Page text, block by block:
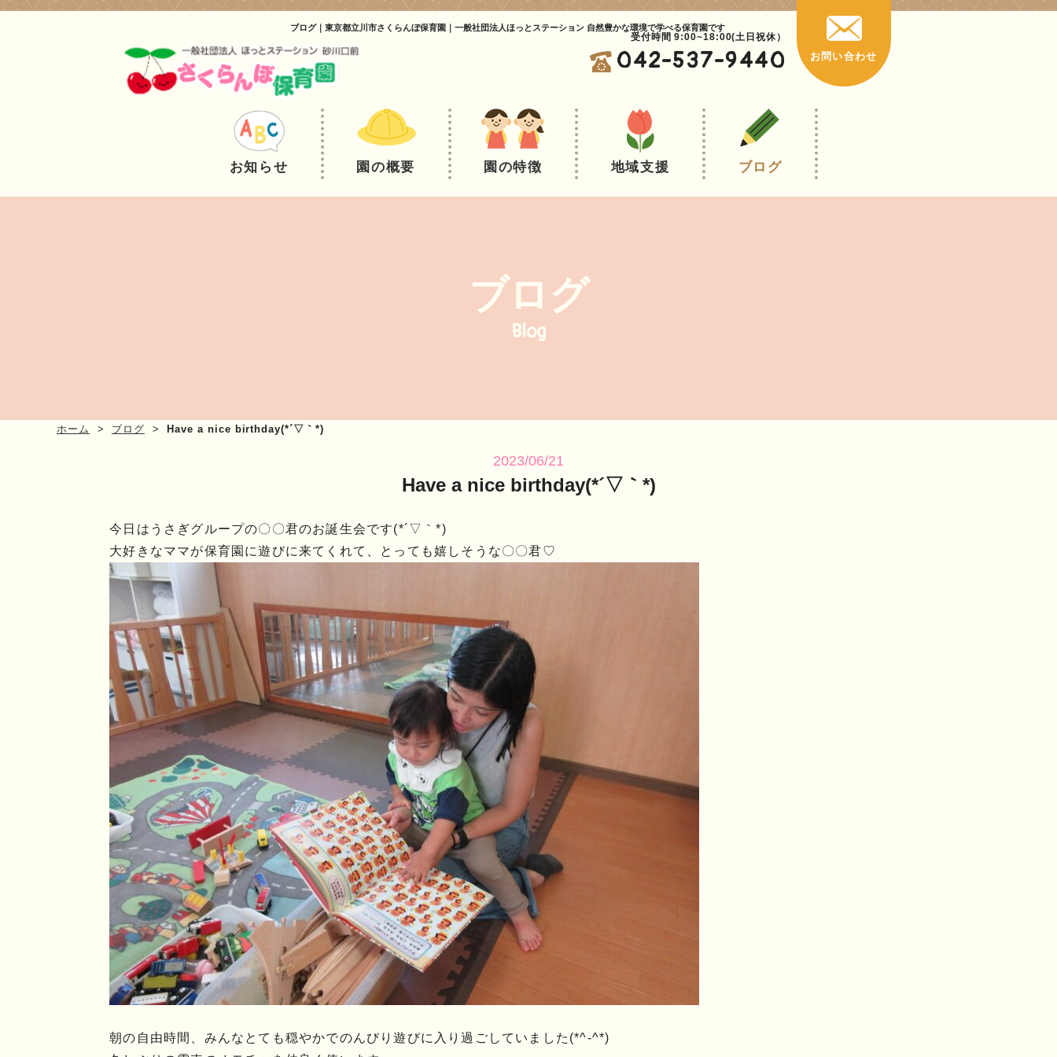
ブログ｜東京都立川市さくらんぼ保育園｜一般社団法人ほっとステーション 自然豊かな環境で学べる保育園です
受付時間 9:00~18:00(土日祝休）
042-537-9440 お問い合わせ
お知らせ 園の概要 園の特徴 地域支援 ブログ
ブログ
Blog
ホーム ブログ Have a nice birthday(*´▽｀*)
2023/06/21
Have a nice birthday(*´▽｀*)
今日はうさぎグループの〇〇君のお誕生会です(*´▽｀*)
大好きなママが保育園に遊びに来てくれて、とっても嬉しそうな〇〇君♡
朝の自由時間、みんなとても穏やかでのんびり遊びに入り過ごしていました(*^-^*)